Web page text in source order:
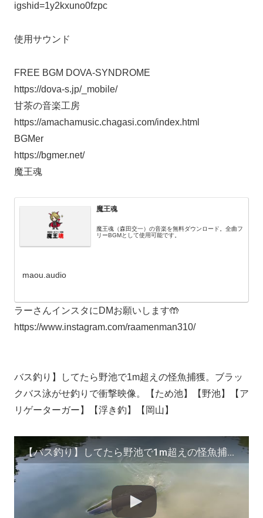
igshid=1y2kxuno0fzpc
使用サウンド
FREE BGM DOVA-SYNDROME
https://dova-s.jp/_mobile/
甘茶の音楽工房
https://amachamusic.chagasi.com/index.html
BGMer
https://bgmer.net/
魔王魂
魔王魂
魔王魂（森田交一）の音楽を無料ダウンロード。全曲フ
リーBGMとして使用可能です。
maou.audio
ラーさんインスタにDMお願いします🤲
https://www.instagram.com/raamenman310/
バス釣り】してたら野池で1m超えの怪魚捕獲。ブラッ
クバス泳がせ釣りで衝撃映像。【ため池】【野池】【ア
リゲーターガー】【浮き釣】【岡山】
【バス釣り】してたら野池で1m超えの怪魚捕獲。ブラックバス泳がせ釣りで衝撃映像。【ため池】【野池】【アリゲーターガー】【浮き釣】【岡山】